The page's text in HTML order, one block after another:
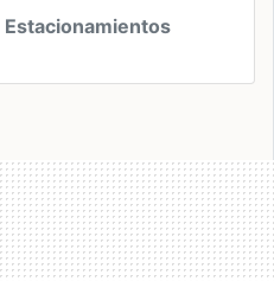
Estacionamientos